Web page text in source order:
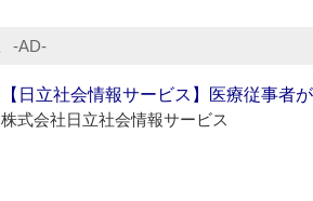
‐AD‐
【日立社会情報サービス】医療従事者
株式会社日立社会情報サービス